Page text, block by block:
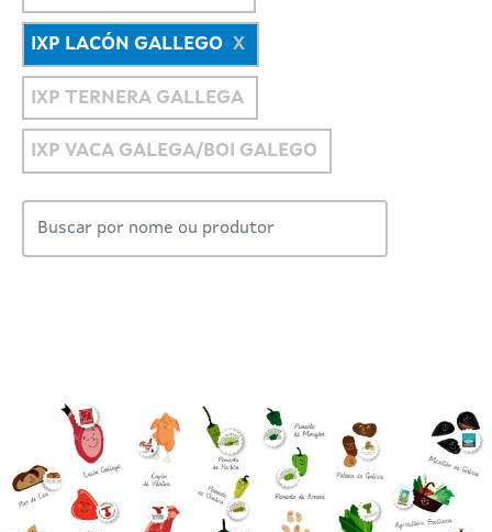
IXP LACÓN GALLEGO
IXP TERNERA GALLEGA
IXP VACA GALEGA/BOI GALEGO